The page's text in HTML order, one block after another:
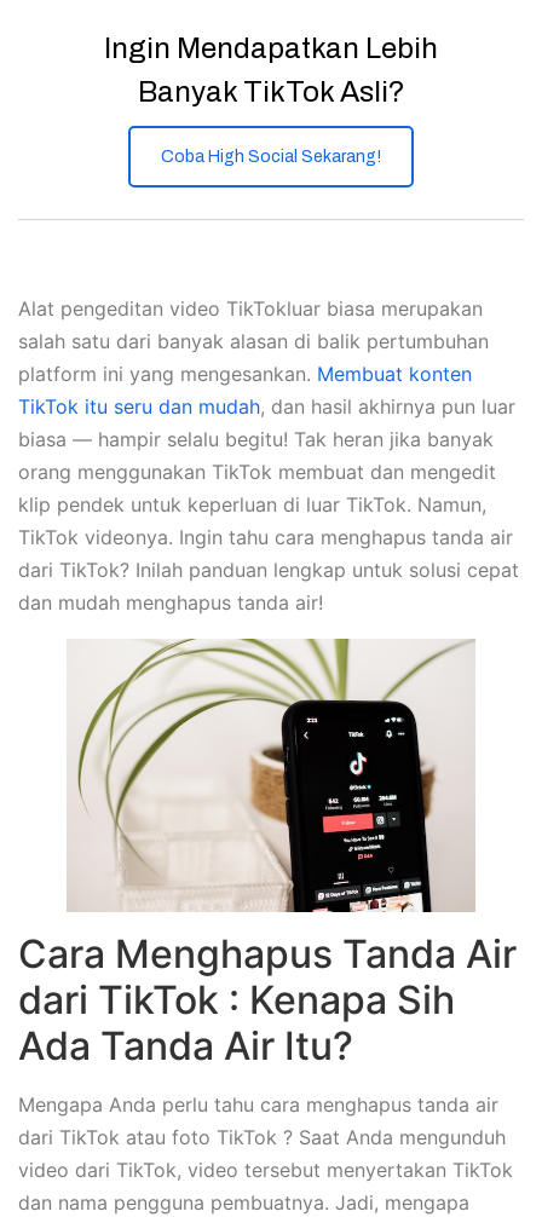
Ingin Mendapatkan Lebih
Banyak TikTok Asli?
Coba High Social Sekarang!
Alat pengeditan video TikTokluar biasa merupakan
salah satu dari banyak alasan di balik pertumbuhan
platform ini yang mengesankan. Membuat konten
TikTok itu seru dan mudah, dan hasil akhirnya pun luar
biasa — hampir selalu begitu! Tak heran jika banyak
orang menggunakan TikTok membuat dan mengedit
klip pendek untuk keperluan di luar TikTok. Namun,
TikTok videonya. Ingin tahu cara menghapus tanda air
dari TikTok? Inilah panduan lengkap untuk solusi cepat
dan mudah menghapus tanda air!
Cara Menghapus Tanda Air
dari TikTok : Kenapa Sih
Ada Tanda Air Itu?
Mengapa Anda perlu tahu cara menghapus tanda air
dari TikTok atau foto TikTok ? Saat Anda mengunduh
video dari TikTok, video tersebut menyertakan TikTok
dan nama pengguna pembuatnya. Jadi, mengapa